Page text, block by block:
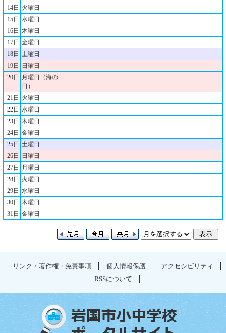
14日 火曜日
15日 水曜日
16日 木曜日
17日 金曜日
18日 土曜日
19日
日曜日
20日
月曜日（海の
日）
21日 火曜日
22日 水曜日
23日 木曜日
24日 金曜日
25日 土曜日
26日
日曜日
27日
月曜日
28日 火曜日
29日 水曜日
30日 木曜日
31日 金曜日
リンク・著作権・免責事項 個人情報保護
アクセシビリティ
RSSについて